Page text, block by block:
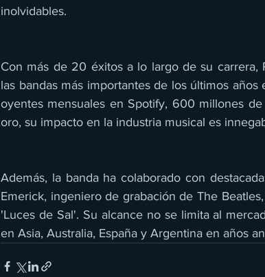
inolvidables.
Con más de 20 éxitos a lo largo de su
las bandas más importantes de los últimos
oyentes mensuales en Spotify, 600 millones
oro, su impacto en la industria musical es
Además, la banda ha colaborado con
Emerick, ingeniero de grabación de The
'Luces de Sal'. Su alcance no se limita al
en Asia, Australia, España y Argentina en años